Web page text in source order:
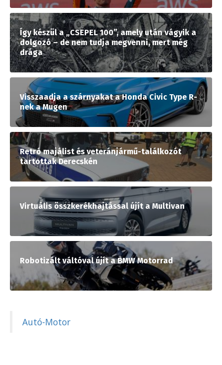
Így készül a „CSEPEL 100”, amely után vágyik a
dolgozó – de nem tudja megvenni, mert még
drága
Visszaadja a szárnyakat a Honda Civic Type R-
nek a Mugen
Retró majálist és veteránjármű-találkozót
tartottak Derecskén
Virtuális összkerékhajtással újít a Multivan
Robotizált váltóval újít a BMW Motorrad
Autó-Motor